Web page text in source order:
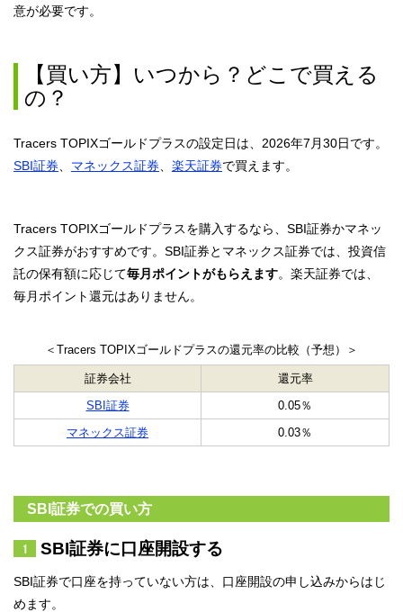
意が必要です。
【買い方】いつから？どこで買える
の？
Tracers TOPIXゴールドプラスの設定日は、2026年7月30日です。
SBI証券
マネックス証券 楽天証券で買えます。
Tracers TOPIXゴールドプラスを購入するなら、SBI証券かマネッ
クス証券がおすすめです。SBI証券とマネックス証券では、投資信
託の保有額に応じて毎月ポイントがもらえます。楽天証券では、
毎月ポイント還元はありません。
＜Tracers TOPIXゴールドプラスの還元率の比較（予想）＞
証券会社
還元率
SBI証券
0.05％
マネックス証券
0.03％
SBI証券での買い方
SBI証券に口座開設する
SBI証券で口座を持っていない方は、口座開設の申し込みからはじ
めます。